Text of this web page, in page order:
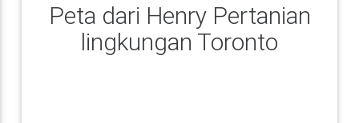
Peta dari Henry Pertanian
lingkungan Toronto